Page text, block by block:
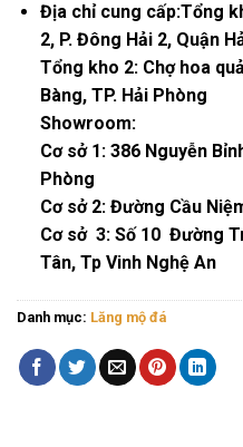
Địa chỉ cung cấp:Tổng
2, P. Đông Hải 2, Quận
Tổng kho 2: Chợ hoa
Bàng, TP. Hải Phòng
Showroom:
Cơ sở 1:386 Nguyễn
Phòng
Cơ sở 2:Đường Cầu
Cơ sở 3:Số 10 Đường
Tân, Tp Vinh Nghệ An
Danh mục: Lăng mộ đá